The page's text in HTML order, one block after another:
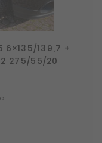
6×135/139,7 +
275/55/20